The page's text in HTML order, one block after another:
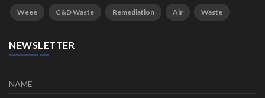
Weee C&D Waste Remediation Air Waste
NEWSLETTER